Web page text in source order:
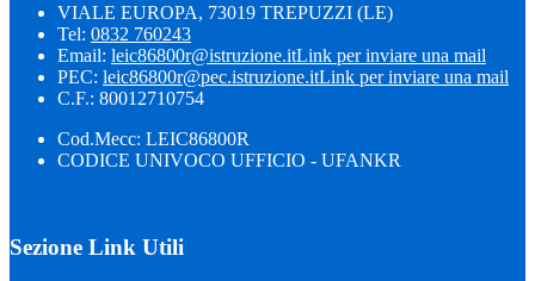
VIALE EUROPA, 73019 TREPUZZI (LE)
Tel: 0832 760243
Email: leic86800r@istruzione.itLink per inviare una mail
PEC: leic86800r@pec.istruzione.itLink per inviare una mail
C.F.: 80012710754
Cod.Mecc: LEIC86800R
CODICE UNIVOCO UFFICIO - UFANKR
Sezione Link Utili